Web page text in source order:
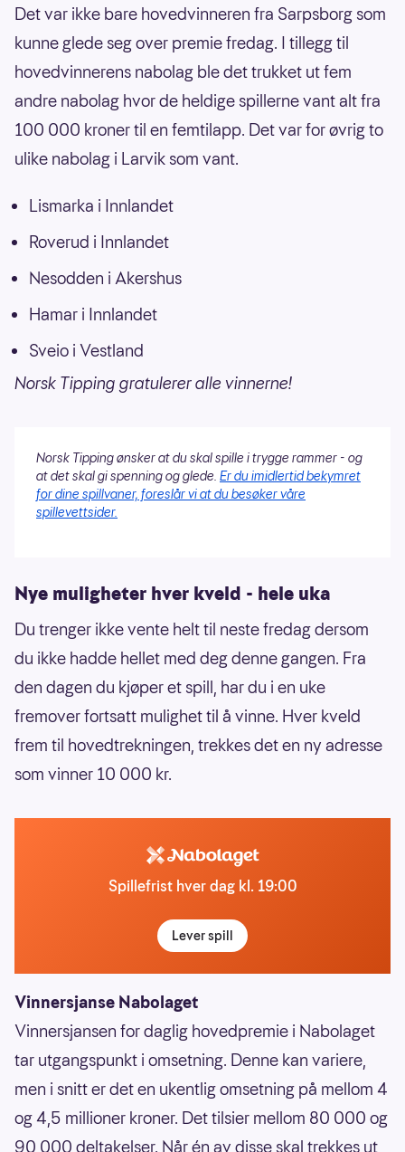
Det var ikke bare hovedvinneren fra Sarpsborg som
kunne glede seg over premie fredag. I tillegg til
hovedvinnerens nabolag ble det trukket ut fem
andre nabolag hvor de heldige spillerne vant alt fra
100 000 kroner til en femtilapp. Det var for øvrig to
ulike nabolag i Larvik som vant.
Lismarka i Innlandet
Roverud i Innlandet
Nesodden i Akershus
Hamar i Innlandet
Sveio i Vestland
Norsk Tipping gratulerer alle vinnerne!
Norsk Tipping ønsker at du skal spille i trygge rammer - og
at det skal gi spenning og glede. Er du imidlertid bekymret
for dine spillvaner, foreslår vi at du besøker våre
spillevettsider.
Nye muligheter hver kveld - hele uka
Du trenger ikke vente helt til neste fredag dersom
du ikke hadde hellet med deg denne gangen. Fra
den dagen du kjøper et spill, har du i en uke
fremover fortsatt mulighet til å vinne. Hver kveld
frem til hovedtrekningen, trekkes det en ny adresse
som vinner 10 000 kr.
Spillefrist hver dag kl. 19:00
Lever spill
Vinnersjanse Nabolaget
Vinnersjansen for daglig hovedpremie i Nabolaget
tar utgangspunkt i omsetning. Denne kan variere,
men i snitt er det en ukentlig omsetning på mellom 4
og 4,5 millioner kroner. Det tilsier mellom 80 000 og
90 000 deltakelser. Når én av disse skal trekkes ut,